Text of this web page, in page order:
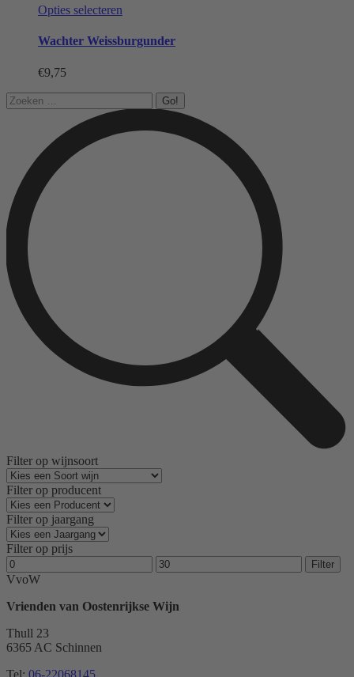
Opties selecteren
heeft
meerdere
optie
kan
worden
Wachter Weissburgunder
€9,75
Search:
Filter op wijnsoort
Filter op producent
Filter op jaargang
Filter op prijs
Min.
prijs
Max.
prijs
Filter
VvoW
Vrienden van Oostenrijkse Wijn
Thull 23
6365 AC Schinnen
Tel: 06-22068145